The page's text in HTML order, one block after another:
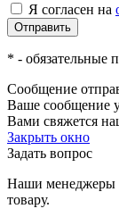
Я согласен на
* - обязательные
Сообщение
Ваше сообщение
Вами свяжется
Закрыть окно
Задать вопрос
Наши менеджеры
товару.